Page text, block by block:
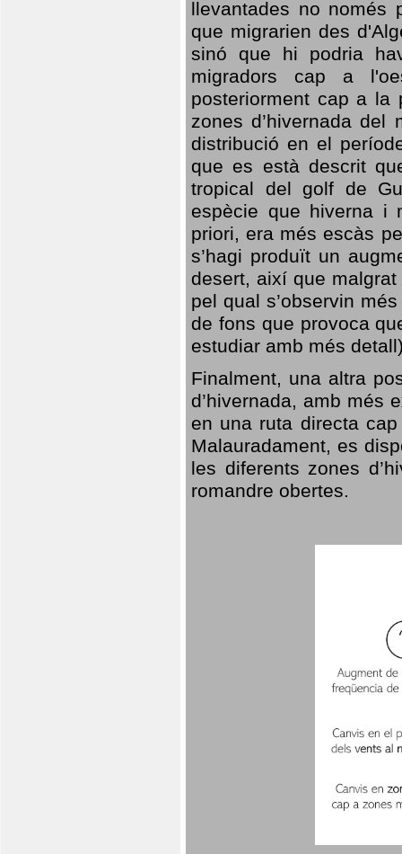
llevantades no només
que migrarien des
sinó que hi podria
migradors cap a
posteriorment cap a la
zones d’hivernada
distribució en el
que es està descrit
tropical del golf de
espècie que hiverna i
priori, era més escàs
s’hagi produït un
desert, així que
pel qual s’observin
de fons que provoca
estudiar amb més
Finalment, una altra
d’hivernada, amb més
en una ruta directa
Malauradament, es
les diferents zones
romandre obertes.